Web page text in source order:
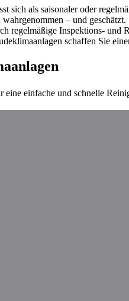
sich als saisonaler oder
– und geschätzt.
regelmäßige Inspektions- und
schaffen Sie
einfache und schnelle